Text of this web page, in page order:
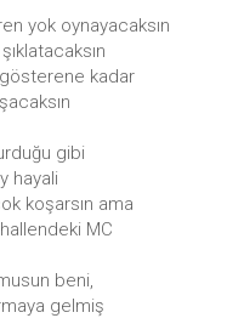
yok oynayacaksın
kadar
gibi
hayali
koşarsın ama
MC
beni,
gelmiş